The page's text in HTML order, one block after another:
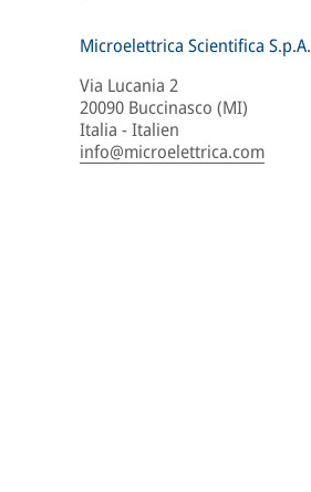
Microelettrica Scientifica S.p.A.
Via Lucania 2
20090 Buccinasco (MI)
Italia - Italien
info@microelettrica.com